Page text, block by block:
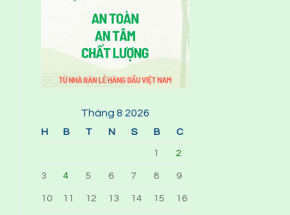
Tháng 8 2026
H B T N S B C
1 2
3 4 5 6 7 8 9
10 11 12 13 14 15 16